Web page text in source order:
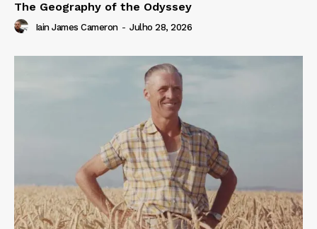
The Geography of the Odyssey
Iain James Cameron - Julho 28, 2026